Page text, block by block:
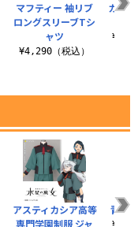
マフティー 袖リブ
ロングスリーブTシ
ャツ
¥4,290（税込）
カボ
アスティカシア高等
専門学園制服 ジャ
青い